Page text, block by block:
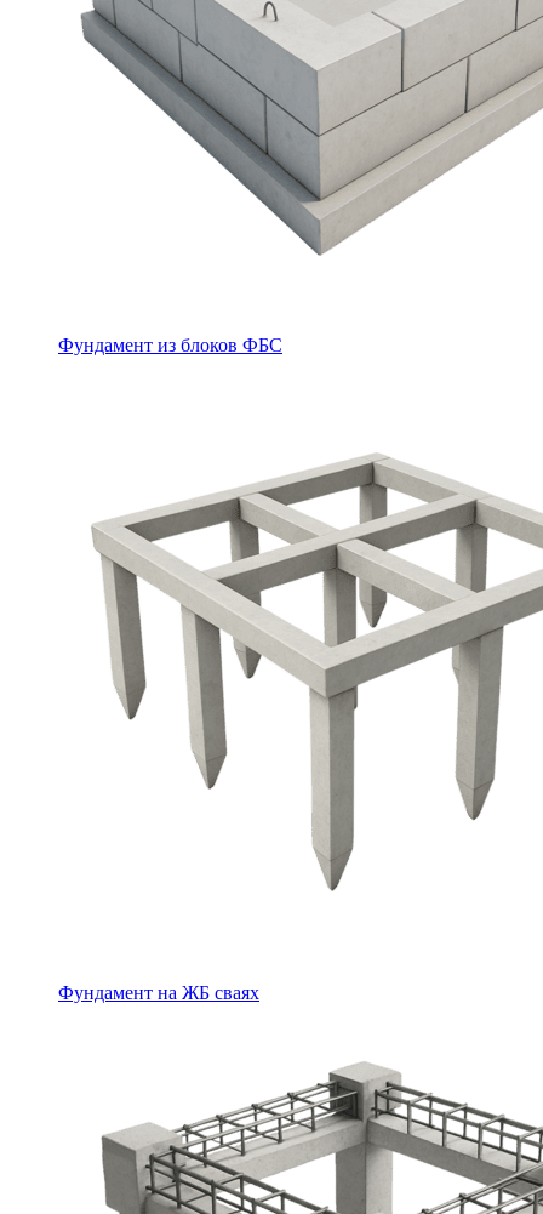
Фундамент из блоков ФБС
Фундамент на ЖБ сваях